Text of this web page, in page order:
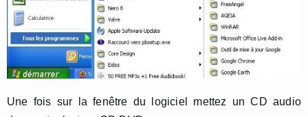
Une fois sur la fenêtre du logiciel mettez un CD audio